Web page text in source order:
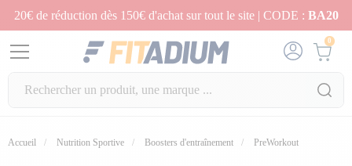
20€ de réduction dès 150€ d'achat sur tout le site | CODE : BA20
0
Accueil Nutrition Sportive Boosters d'entraînement PreWorkout